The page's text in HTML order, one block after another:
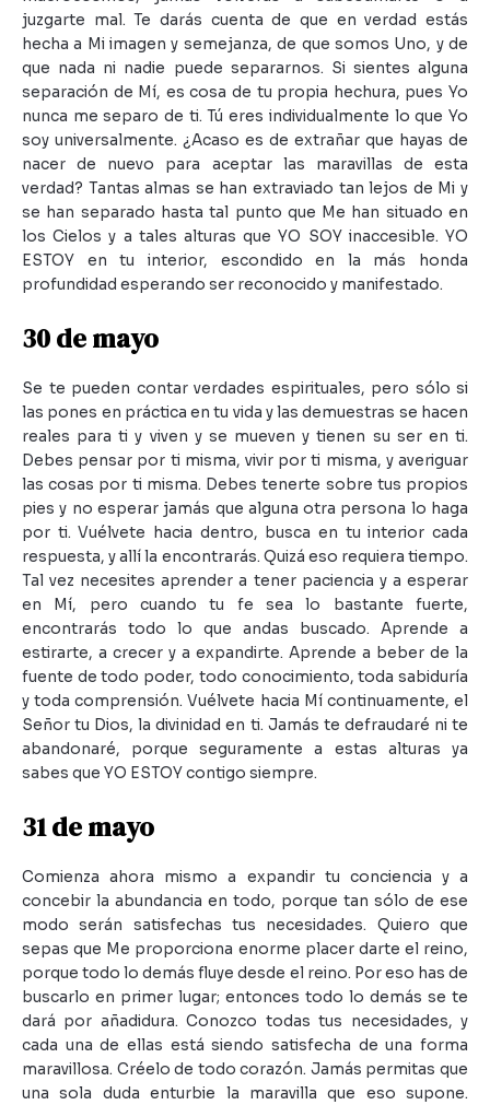
juzgarte mal. Te darás cuenta de que en verdad estás
hecha a Mi imagen y semejanza, de que somos Uno, y de
que nada ni nadie puede separarnos. Si sientes alguna
separación de Mí, es cosa de tu propia hechura, pues Yo
nunca me separo de ti. Tú eres individualmente lo que Yo
soy universalmente. ¿Acaso es de extrañar que hayas de
nacer de nuevo para aceptar las maravillas de esta
verdad? Tantas almas se han extraviado tan lejos de Mi y
se han separado hasta tal punto que Me han situado en
los Cielos y a tales alturas que YO SOY inaccesible. YO
ESTOY en tu interior, escondido en la más honda
profundidad esperando ser reconocido y manifestado.
30 de mayo
Se te pueden contar verdades espirituales, pero sólo si
las pones en práctica en tu vida y las demuestras se hacen
reales para ti y viven y se mueven y tienen su ser en ti.
Debes pensar por ti misma, vivir por ti misma, y averiguar
las cosas por ti misma. Debes tenerte sobre tus propios
pies y no esperar jamás que alguna otra persona lo haga
por ti. Vuélvete hacia dentro, busca en tu interior cada
respuesta, y allí la encontrarás. Quizá eso requiera tiempo.
Tal vez necesites aprender a tener paciencia y a esperar
en Mí, pero cuando tu fe sea lo bastante fuerte,
encontrarás todo lo que andas buscado. Aprende a
estirarte, a crecer y a expandirte. Aprende a beber de la
fuente de todo poder, todo conocimiento, toda sabiduría
y toda comprensión. Vuélvete hacia Mí continuamente, el
Señor tu Dios, la divinidad en ti. Jamás te defraudaré ni te
abandonaré, porque seguramente a estas alturas ya
sabes que YO ESTOY contigo siempre.
31 de mayo
Comienza ahora mismo a expandir tu conciencia y a
concebir la abundancia en todo, porque tan sólo de ese
modo serán satisfechas tus necesidades. Quiero que
sepas que Me proporciona enorme placer darte el reino,
porque todo lo demás fluye desde el reino. Por eso has de
buscarlo en primer lugar; entonces todo lo demás se te
dará por añadidura. Conozco todas tus necesidades, y
cada una de ellas está siendo satisfecha de una forma
maravillosa. Créelo de todo corazón. Jamás permitas que
una sola duda enturbie la maravilla que eso supone.